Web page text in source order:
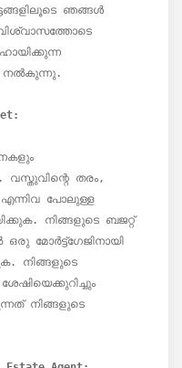
ഞങ്ങൾ
നൽകുന്നു.
വസ്തുവിന്റെ തരം,
പോലുള്ള
നിങ്ങളുടെ ബജറ്റ്
മോർട്ട്ഗേജിനായി
നിങ്ങളുടെ
നിങ്ങളുടെ